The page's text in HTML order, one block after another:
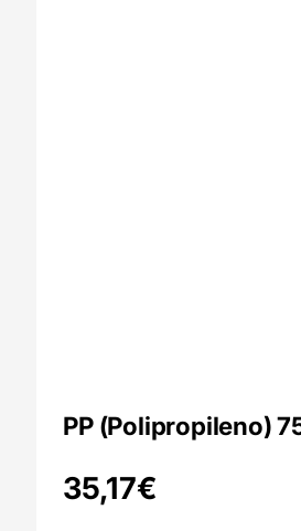
PP (Polipropileno)
35,17€